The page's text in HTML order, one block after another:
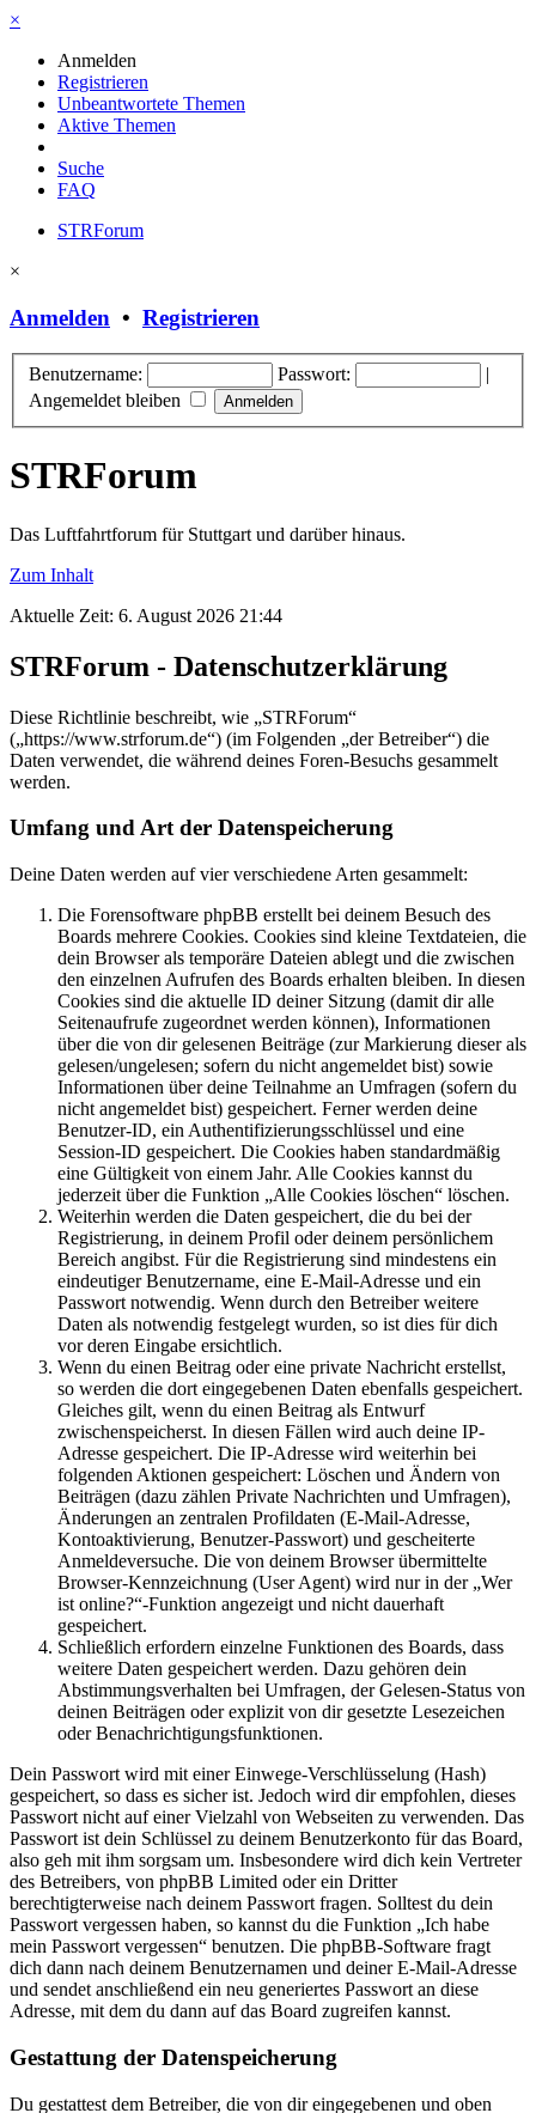
×
Anmelden
Registrieren
Unbeantwortete Themen
Aktive Themen
Suche
FAQ
STRForum
×
Anmelden • Registrieren
Benutzername: Passwort:
|
Angemeldet bleiben
STRForum
Das Luftfahrtforum für Stuttgart und darüber hinaus.
Zum Inhalt
Aktuelle Zeit: 6. August 2026 21:44
STRForum - Datenschutzerklärung
Diese Richtlinie beschreibt, wie „STRForum“
(„https://www.strforum.de“) (im Folgenden „der Betreiber“) die
Daten verwendet, die während deines Foren-Besuchs gesammelt
werden.
Umfang und Art der Datenspeicherung
Deine Daten werden auf vier verschiedene Arten gesammelt:
Die Forensoftware phpBB erstellt bei deinem Besuch des
Boards mehrere Cookies. Cookies sind kleine Textdateien, die
dein Browser als temporäre Dateien ablegt und die zwischen
den einzelnen Aufrufen des Boards erhalten bleiben. In diesen
Cookies sind die aktuelle ID deiner Sitzung (damit dir alle
Seitenaufrufe zugeordnet werden können), Informationen
über die von dir gelesenen Beiträge (zur Markierung dieser als
gelesen/ungelesen; sofern du nicht angemeldet bist) sowie
Informationen über deine Teilnahme an Umfragen (sofern du
nicht angemeldet bist) gespeichert. Ferner werden deine
Benutzer-ID, ein Authentifizierungsschlüssel und eine
Session-ID gespeichert. Die Cookies haben standardmäßig
eine Gültigkeit von einem Jahr. Alle Cookies kannst du
jederzeit über die Funktion „Alle Cookies löschen“ löschen.
Weiterhin werden die Daten gespeichert, die du bei der
Registrierung, in deinem Profil oder deinem persönlichem
Bereich angibst. Für die Registrierung sind mindestens ein
eindeutiger Benutzername, eine E-Mail-Adresse und ein
Passwort notwendig. Wenn durch den Betreiber weitere
Daten als notwendig festgelegt wurden, so ist dies für dich
vor deren Eingabe ersichtlich.
Wenn du einen Beitrag oder eine private Nachricht erstellst,
so werden die dort eingegebenen Daten ebenfalls gespeichert.
Gleiches gilt, wenn du einen Beitrag als Entwurf
zwischenspeicherst. In diesen Fällen wird auch deine IP-
Adresse gespeichert. Die IP-Adresse wird weiterhin bei
folgenden Aktionen gespeichert: Löschen und Ändern von
Beiträgen (dazu zählen Private Nachrichten und Umfragen),
Änderungen an zentralen Profildaten (E-Mail-Adresse,
Kontoaktivierung, Benutzer-Passwort) und gescheiterte
Anmeldeversuche. Die von deinem Browser übermittelte
Browser-Kennzeichnung (User Agent) wird nur in der „Wer
ist online?“-Funktion angezeigt und nicht dauerhaft
gespeichert.
Schließlich erfordern einzelne Funktionen des Boards, dass
weitere Daten gespeichert werden. Dazu gehören dein
Abstimmungsverhalten bei Umfragen, der Gelesen-Status von
deinen Beiträgen oder explizit von dir gesetzte Lesezeichen
oder Benachrichtigungsfunktionen.
Dein Passwort wird mit einer Einwege-Verschlüsselung (Hash)
gespeichert, so dass es sicher ist. Jedoch wird dir empfohlen, dieses
Passwort nicht auf einer Vielzahl von Webseiten zu verwenden. Das
Passwort ist dein Schlüssel zu deinem Benutzerkonto für das Board,
also geh mit ihm sorgsam um. Insbesondere wird dich kein Vertreter
des Betreibers, von phpBB Limited oder ein Dritter
berechtigterweise nach deinem Passwort fragen. Solltest du dein
Passwort vergessen haben, so kannst du die Funktion „Ich habe
mein Passwort vergessen“ benutzen. Die phpBB-Software fragt
dich dann nach deinem Benutzernamen und deiner E-Mail-Adresse
und sendet anschließend ein neu generiertes Passwort an diese
Adresse, mit dem du dann auf das Board zugreifen kannst.
Gestattung der Datenspeicherung
Du gestattest dem Betreiber, die von dir eingegebenen und oben